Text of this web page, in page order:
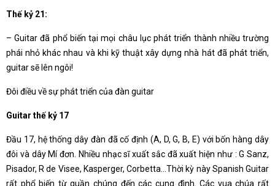
Thế kỷ 21:
– Guitar đã phổ biến tại mọi châu lục phát triển thành nhiều trường
phái nhỏ khác nhau và khi kỹ thuật xây dựng nhà hát đã phát triển,
guitar sẽ lên ngôi!
Đôi điều về sự phát triển của đàn guitar
Guitar thế kỷ 17
Đầu 17, hệ thống dây đàn đã cố định (A, D, G, B, E) với bốn hàng dây
đôi và dây Mí đơn. Nhiều nhạc sĩ xuất sắc đã xuất hiện như : G Sanz,
Pisador, R de Visee, Kasperger, Corbetta…Thời kỳ này Spanish Guitar
rất phổ biến từ quần chúng đến các cung đình. Các vua chúa rất